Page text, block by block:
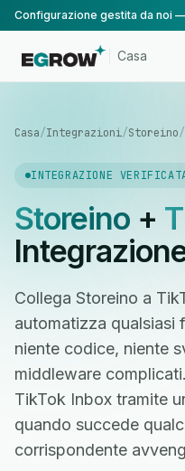
Casa
Casa/Integrazioni/Storeino/
INTEGRAZIONE
Storeino+
Collega Storeino a
automatizza qualsiasi
niente codice, niente
middleware
TikTok Inbox tramite
quando succede
corrispondente